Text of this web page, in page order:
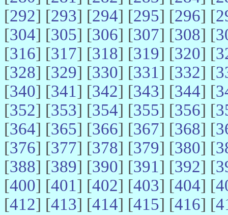
[292] [293] [294] [295] [296] [
[304] [305] [306] [307] [308] [
[316] [317] [318] [319] [320] [
[328] [329] [330] [331] [332] [
[340] [341] [342] [343] [344] [
[352] [353] [354] [355] [356] [
[364] [365] [366] [367] [368] [
[376] [377] [378] [379] [380] [
[388] [389] [390] [391] [392] [
[400] [401] [402] [403] [404] [
[412] [413] [414] [415] [416] [